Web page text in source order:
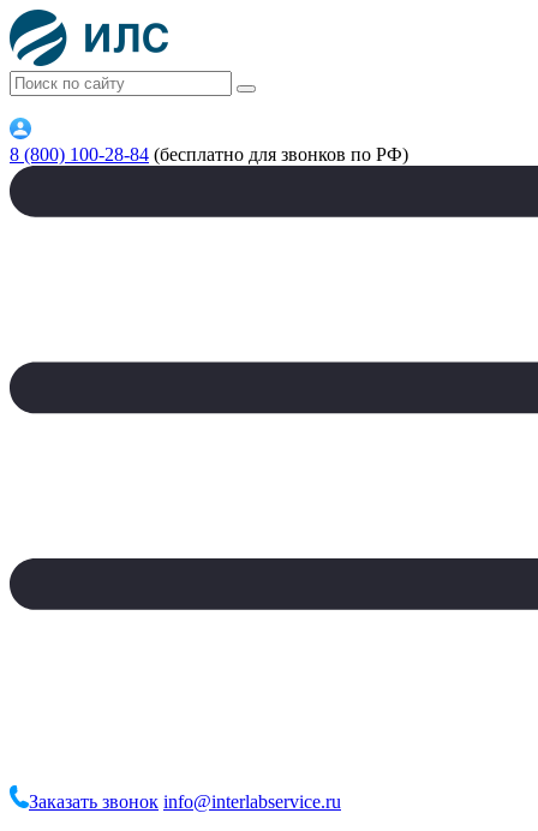
8 (800) 100-28-84 (бесплатно для звонков по РФ)
Заказать звонок info@interlabservice.ru